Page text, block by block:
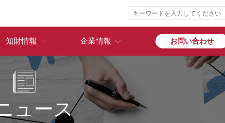
知財情報 企業情報 お問い合わせ
ュース